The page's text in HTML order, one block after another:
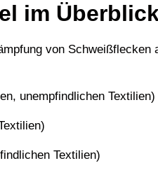
im
von
unempfindlichen Textilien)
Textilien)